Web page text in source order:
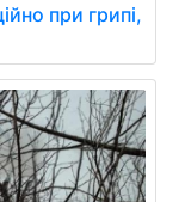
при грипі,